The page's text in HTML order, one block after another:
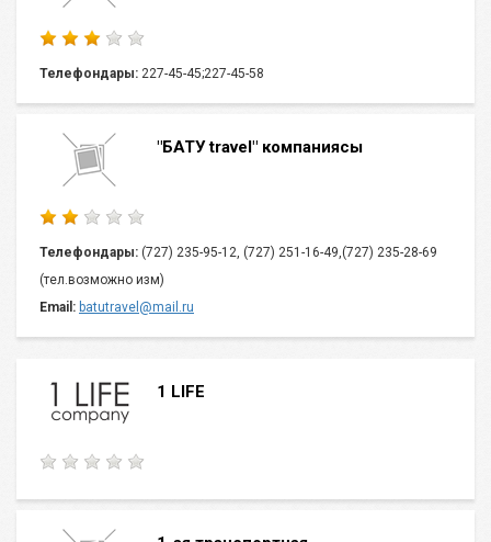
Телефондары: 227-45-45;227-45-58
"БАТУ travel" компаниясы
Телефондары: (727) 235-95-12, (727) 251-16-49,(727) 235-28-69
(тел.возможно изм)
Email: batutravel@mail.ru
1 LIFE